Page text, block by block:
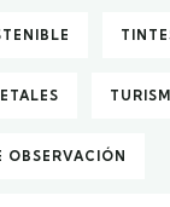
OBSERVACIÓN